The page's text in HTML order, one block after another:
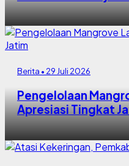
Berita • 29 Juli 2026
Pengelolaan
Apresiasi Tingkat